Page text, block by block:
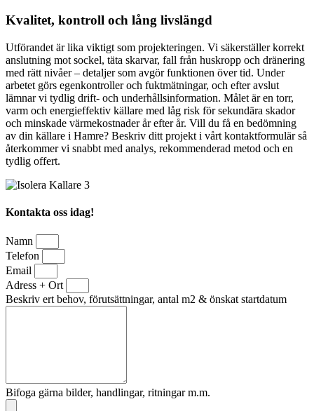
Kvalitet, kontroll och lång livslängd
Utförandet är lika viktigt som projekteringen. Vi säkerställer korrekt
anslutning mot sockel, täta skarvar, fall från huskropp och dränering
med rätt nivåer – detaljer som avgör funktionen över tid. Under
arbetet görs egenkontroller och fuktmätningar, och efter avslut
lämnar vi tydlig drift- och underhållsinformation. Målet är en torr,
varm och energieffektiv källare med låg risk för sekundära skador
och minskade värmekostnader år efter år. Vill du få en bedömning
av din källare i Hamre? Beskriv ditt projekt i vårt kontaktformulär så
återkommer vi snabbt med analys, rekommenderad metod och en
tydlig offert.
Kontakta oss idag!
Namn
Telefon
Email
Adress + Ort
Beskriv ert behov, förutsättningar, antal m2 & önskat startdatum
Bifoga gärna bilder, handlingar, ritningar m.m.